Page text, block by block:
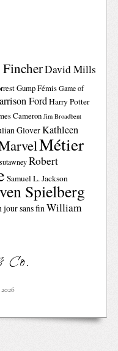
David Mills
GumpFémis Game of
FordHarry Potter
Cameron Jim Broadbent
GloverKathleen
Métier
Robert
Samuel L. Jackson
Spielberg
jour sans finWilliam
Co.
2026